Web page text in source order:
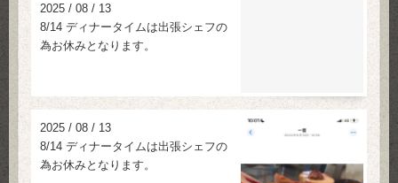
2025 / 08 / 13
8/14 ディナータイムは出張シェフの
為お休みとなります。
2025 / 08 / 13
8/14 ディナータイムは出張シェフの
為お休みとなります。